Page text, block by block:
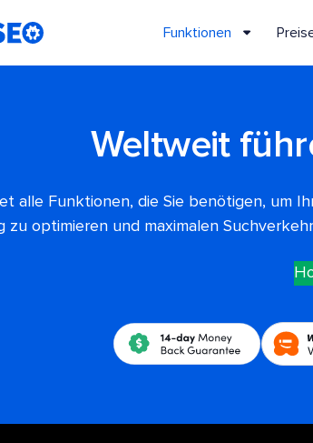
Funktionen
Weltweit
alle Funktionen, die Sie benötigen, um
zu optimieren und maximalen